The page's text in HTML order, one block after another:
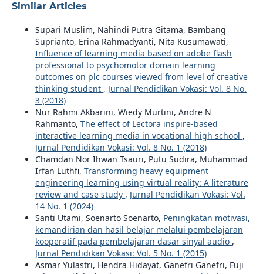
Similar Articles
Supari Muslim, Nahindi Putra Gitama, Bambang
Suprianto, Erina Rahmadyanti, Nita Kusumawati,
Influence of learning media based on adobe flash
professional to psychomotor domain learning
outcomes on plc courses viewed from level of creative
thinking student , Jurnal Pendidikan Vokasi: Vol. 8 No.
3 (2018)
Nur Rahmi Akbarini, Wiedy Murtini, Andre N
Rahmanto, The effect of Lectora inspire-based
interactive learning media in vocational high school ,
Jurnal Pendidikan Vokasi: Vol. 8 No. 1 (2018)
Chamdan Nor Ihwan Tsauri, Putu Sudira, Muhammad
Irfan Luthfi, Transforming heavy equipment
engineering learning using virtual reality: A literature
review and case study , Jurnal Pendidikan Vokasi: Vol.
14 No. 1 (2024)
Santi Utami, Soenarto Soenarto, Peningkatan motivasi,
kemandirian dan hasil belajar melalui pembelajaran
kooperatif pada pembelajaran dasar sinyal audio ,
Jurnal Pendidikan Vokasi: Vol. 5 No. 1 (2015)
Asmar Yulastri, Hendra Hidayat, Ganefri Ganefri, Fuji